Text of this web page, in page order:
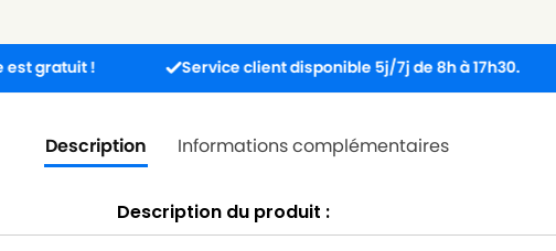
! Service client disponible 5j/7j de 8h à 17h30.
Description Informations complémentaires
Description du produit :